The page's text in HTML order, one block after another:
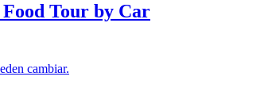
Tour by Car
cambiar.